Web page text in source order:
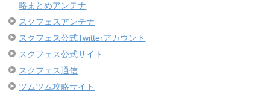
略まとめアンテナ
スクフェスアンテナ
スクフェス公式Twitterアカウント
スクフェス公式サイト
スクフェス通信
ツムツム攻略サイト